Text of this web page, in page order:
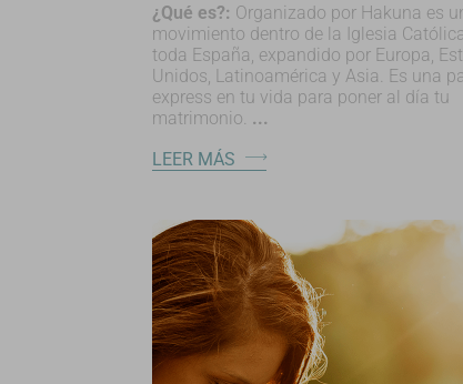
¿Qué es?: Organizado por Hakuna es
movimiento dentro de la Iglesia
toda España, expandido por Europa,
Unidos, Latinoamérica y Asia. Es una
express en tu vida para poner al día tu
matrimonio. ...
LEER MÁS